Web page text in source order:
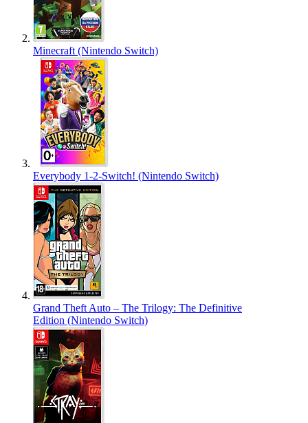
Minecraft (Nintendo Switch)
Everybody 1-2-Switch! (Nintendo Switch)
Grand Theft Auto – The Trilogy: The Definitive
Edition (Nintendo Switch)